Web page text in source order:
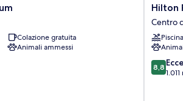
Colazione gratuita
Animali ammessi
Hilton
Prague
Old
Town
Centro
della
città
Hilton
Centro
Piscina
8.8
su
8,8